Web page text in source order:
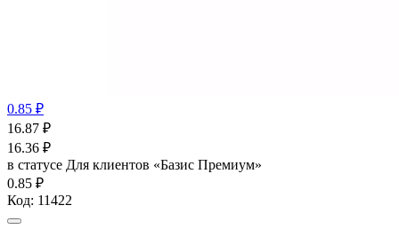
0.85 ₽
16.87 ₽
16.36 ₽
в статусе Для клиентов «Базис Премиум»
0.85 ₽
Код: 11422